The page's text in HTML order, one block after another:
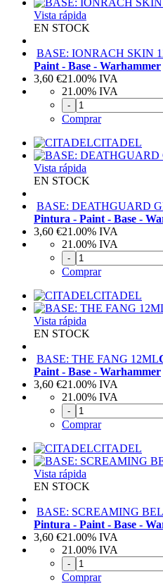
Vista rápida
EN STOCK
BASE: IONRACH SKIN
Paint - Base - Warhammer
3,60 €21.00% IVA
21.00% IVA
-
Comprar
CITADEL
Vista rápida
EN STOCK
BASE: DEATHGUARD
Pintura - Paint - Base -
3,60 €21.00% IVA
21.00% IVA
-
Comprar
CITADEL
Vista rápida
EN STOCK
BASE: THE FANG 12ML
Paint - Base - Warhammer
3,60 €21.00% IVA
21.00% IVA
-
Comprar
CITADEL
Vista rápida
EN STOCK
BASE: SCREAMING
Pintura - Paint - Base -
3,60 €21.00% IVA
21.00% IVA
-
Comprar